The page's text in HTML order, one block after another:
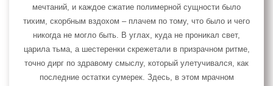
мечтаний, и каждое сжатие полимерной сущности было
тихим, скорбным вздохом – плачем по тому, что было и чего
никогда не могло быть. В углах, куда не проникал свет,
царила тьма, а шестеренки скрежетали в призрачном ритме,
точно дирг по здравому смыслу, который улетучивался, как
последние остатки сумерек. Здесь, в этом мрачном